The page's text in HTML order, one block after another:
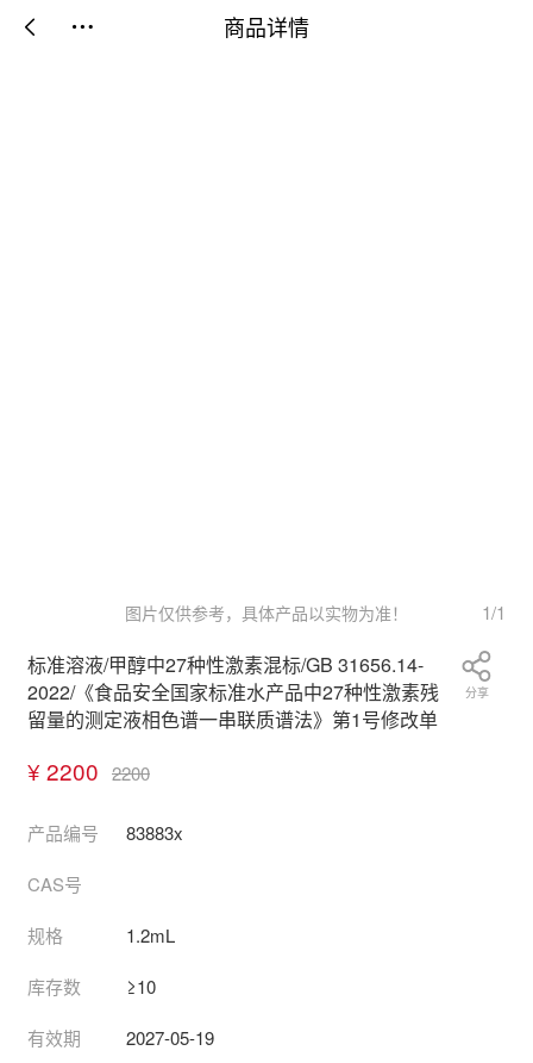
商品详情
 
图片仅供参考，具体产品以实物为准！ 1/1
标准溶液/甲醇中27种性激素混标/GB 31656.14-
2022/《食品安全国家标准水产品中27种性激素残
留量的测定液相色谱一串联质谱法》第1号修改单
¥ 2200 2200
分享
产品编号 83883x
CAS号
规格 1.2mL
库存数 ≥10
有效期 2027-05-19